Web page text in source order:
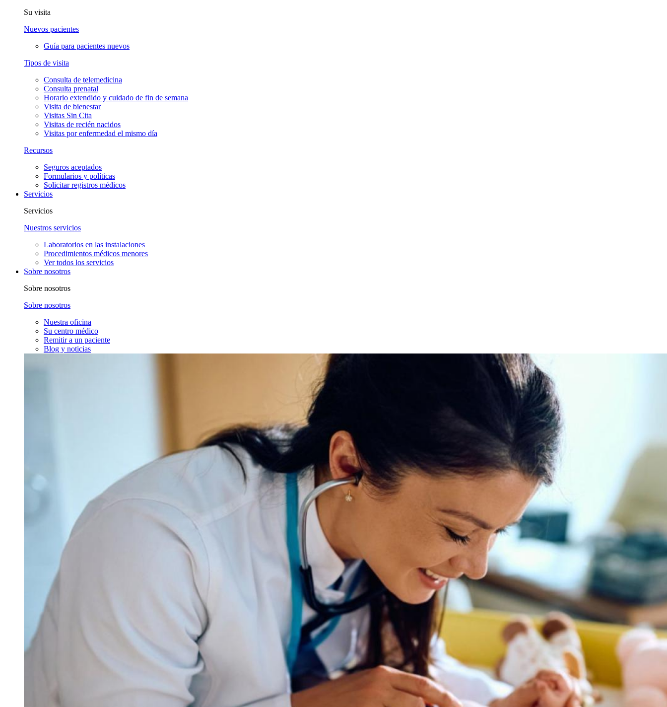
Su visita
Nuevos pacientes
Guía para pacientes nuevos
Tipos de visita
Consulta de telemedicina
Consulta prenatal
Horario extendido y cuidado de fin de semana
Visita de bienestar
Visitas Sin Cita
Visitas de recién nacidos
Visitas por enfermedad el mismo día
Recursos
Seguros aceptados
Formularios y políticas
Solicitar registros médicos
Servicios
Servicios
Nuestros servicios
Laboratorios en las instalaciones
Procedimientos médicos menores
Ver todos los servicios
Sobre nosotros
Sobre nosotros
Sobre nosotros
Nuestra oficina
Su centro médico
Remitir a un paciente
Blog y noticias